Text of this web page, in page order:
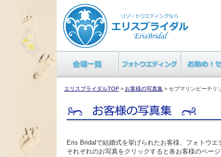
エリスブライダルTOP > お客様の写真集 > セブマリンビーチリ
Eris Bridalで結婚式を挙げられたお客様、フォトウ
それぞれのお写真をクリックすると各お客様のペー